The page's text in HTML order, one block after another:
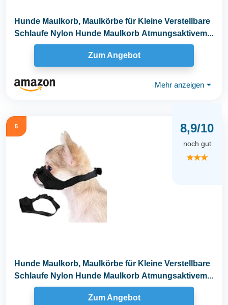
Hunde Maulkorb, Maulkörbe für Kleine Verstellbare
Schlaufe Nylon Hunde Maulkorb Atmungsaktivem...
Zum Angebot
Mehr anzeigen ⏷
5 8,9/10
noch gut
★★★
Hunde Maulkorb, Maulkörbe für Kleine Verstellbare
Schlaufe Nylon Hunde Maulkorb Atmungsaktivem...
Zum Angebot